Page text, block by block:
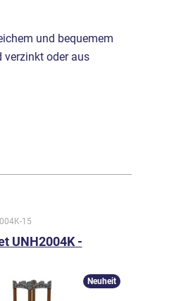
und bequemem
verzinkt oder aus
15
UNH2004K -
Neuheit